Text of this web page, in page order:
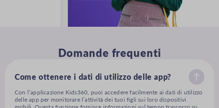
Domande frequenti
Come ottenere i dati di utilizzo delle app?
Con l’applicazione Kids360, puoi accedere facilmente ai dati di utilizzo
delle app per monitorare l’attività dei tuoi figli sui loro dispositivi